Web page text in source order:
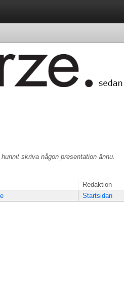
skriva någon presentation ännu.
Redaktion
Startsidan